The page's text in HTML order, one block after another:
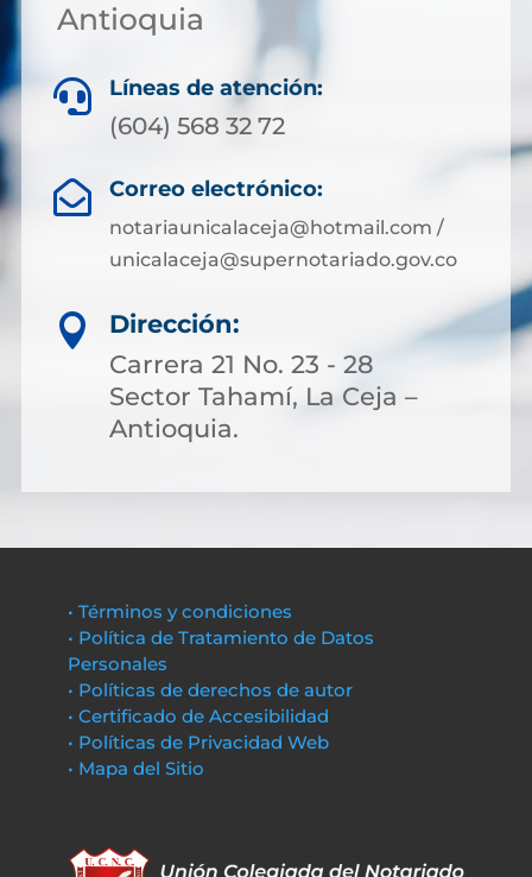
Antioquia
 Líneas de atención:
(604) 568 32 72
 Correo electrónico:
notariaunicalaceja@hotmail.com /
unicalaceja@supernotariado.gov.co

Dirección:
Carrera 21 No. 23 - 28
Sector Tahamí, La Ceja –
Antioquia.
• Términos y condiciones
• Política de Tratamiento de Datos
Personales
• Políticas de derechos de autor
• Certificado de Accesibilidad
• Políticas de Privacidad Web
• Mapa del Sitio